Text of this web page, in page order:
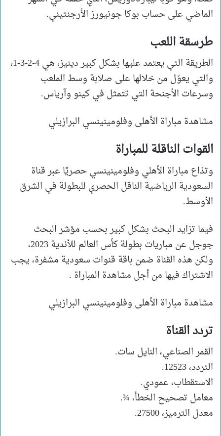
الماضي على حساب بوكا جونيورز الأرجنتيني.
طرسقة اللعب
الطريقة التي يعتمد عليها بشكل كبير دينيز، هي 4-2-3-1،
والتي يعوّل من خلالها على صلابة وسط الملعب
وسرعات الأجنحة التي تتمثل في كينو وآرياس.
مشاهدة مباراة الأهلى وفلومينينسي البرازيلي
القوات الناقلة للمباراة
وتذاع مباراة الأهلي وفلومينينسي حصريًا عبر قناة
السعودية الرياضية الناقل الحصري للبطولة في الشرق
الأوسط.
فيما تزايد البحث بشكل كبير بحسب مؤشر البحث
جوجل عن مباريات بطولة كأس العالم للأندية 2023،
ولكن هذه القناة ضمن باقة قنوات سعودية مشفرة، يجب
الاشتراك فيها من أجل مشاهدة المباراة .
مشاهدة مباراة الأهلى وفلومينينسي البرازيلي
تردد القناة
القمر الصناعي، النايل سات.
التردد، 12523.
الاستقطاب، عمودي.
معامل تصحيح الخطأ، ¾.
معدل الترميز، 27500.